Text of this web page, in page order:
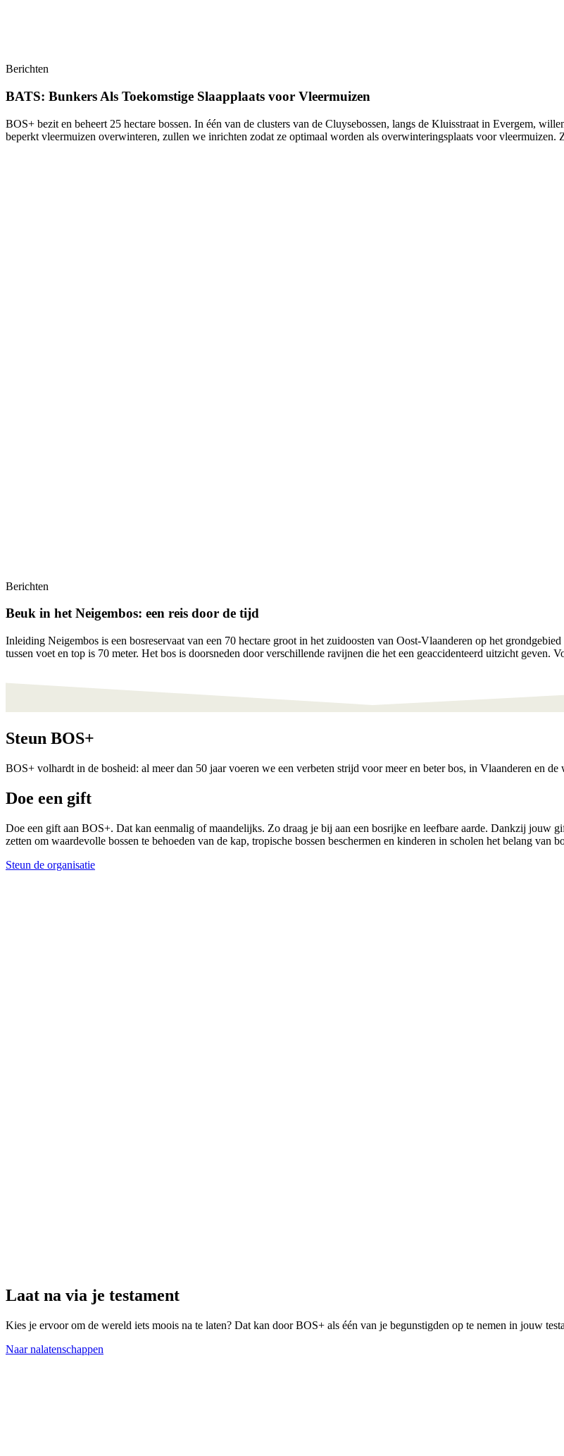
Berichten
BATS: Bunkers Als Toekomstige Slaapplaats voor Vleermuizen
BOS+ bezit en beheert 25 hectare bossen. In één van de clusters van de Cluysebossen, langs de Kluisstraat in Evergem,
beperkt vleermuizen overwinteren, zullen we inrichten zodat ze optimaal worden als overwinteringsplaats voor
Berichten
Beuk in het Neigembos: een reis door de tijd
Inleiding Neigembos is een bosreservaat van een 70 hectare groot in het zuidoosten van Oost-Vlaanderen op het
tussen voet en top is 70 meter. Het bos is doorsneden door verschillende ravijnen die het een geaccidenteerd uitzicht
Steun BOS+
BOS+ volhardt in de bosheid: al meer dan 50 jaar voeren we een verbeten strijd voor meer en beter bos, in Vlaanderen en
Doe een gift
Doe een gift aan BOS+. Dat kan eenmalig of maandelijks. Zo draag je bij aan een bosrijke en leefbare aarde. Dankzij jouw
zetten om waardevolle bossen te behoeden van de kap, tropische bossen beschermen en kinderen in scholen het belang van
Steun de organisatie
Laat na via je testament
Kies je ervoor om de wereld iets moois na te laten? Dat kan door BOS+ als één van je begunstigden op te nemen in jouw
Naar nalatenschappen